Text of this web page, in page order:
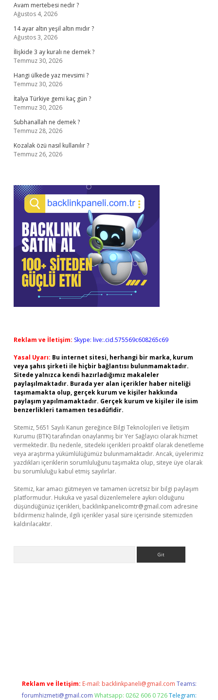
Avam mertebesi nedir ?
Ağustos 4, 2026
14 ayar altın yeşil altın mıdır ?
Ağustos 3, 2026
İlişkide 3 ay kuralı ne demek ?
Temmuz 30, 2026
Hangi ülkede yaz mevsimi ?
Temmuz 30, 2026
İtalya Türkiye gemi kaç gün ?
Temmuz 30, 2026
Subhanallah ne demek ?
Temmuz 28, 2026
Kozalak özü nasıl kullanılır ?
Temmuz 26, 2026
Reklam ve İletişim: Skype: live:.cid.575569c608265c69
Yasal Uyarı: Bu internet sitesi, herhangi bir marka, kurum
veya şahıs şirketi ile hiçbir bağlantısı bulunmamaktadır.
Sitede yalnızca kendi hazırladığımız makaleler
paylaşılmaktadır. Burada yer alan içerikler haber niteliği
taşımamakta olup, gerçek kurum ve kişiler hakkında
paylaşım yapılmamaktadır. Gerçek kurum ve kişiler ile isim
benzerlikleri tamamen tesadüfidir.
Sitemiz, 5651 Sayılı Kanun gereğince Bilgi Teknolojileri ve İletişim
Kurumu (BTK) tarafından onaylanmış bir Yer Sağlayıcı olarak hizmet
vermektedir. Bu nedenle, sitedeki içerikleri proaktif olarak denetleme
veya araştırma yükümlülüğümüz bulunmamaktadır. Ancak, üyelerimiz
yazdıkları içeriklerin sorumluluğunu taşımakta olup, siteye üye olarak
bu sorumluluğu kabul etmiş sayılırlar.
Sitemiz, kar amacı gütmeyen ve tamamen ücretsiz bir bilgi paylaşım
platformudur. Hukuka ve yasal düzenlemelere aykırı olduğunu
düşündüğünüz içerikleri, backlinkpanelicomtr@gmail.com adresine
bildirmeniz halinde, ilgili içerikler yasal süre içerisinde sitemizden
kaldırılacaktır.
Reklam ve İletişim: E-mail: backlinkpaneli@gmail.com Teams:
forumhizmeti@gmail.com Whatsapp: 0262 606 0 726 Telegram: